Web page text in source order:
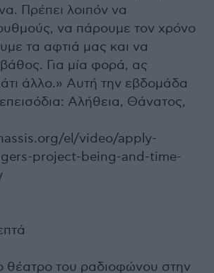
Πρέπει λοιπόν να
να πάρουμε τον χρόνο
τα αφτιά μας και να
Για μία φορά, ας
άλλο.» Αυτή την εβδομάδα
επεισόδια: Αλήθεια, Θάνατος,
el/video/apply-
project-being-and-time-
θέατρο του ραδιοφώνου στην